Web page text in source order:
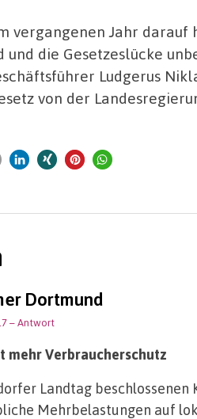
vergangenen Jahr
und die Gesetzeslücke
Ludgerus
von der
Dortmund
– Antwort
mehr Verbraucherschutz
Landtag
Mehrbelastungen auf